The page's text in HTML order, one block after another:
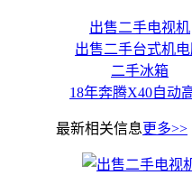
出售二手电视机
出售二手台式机
二手冰箱
18年奔腾X40自动
最新相关信息更多>>